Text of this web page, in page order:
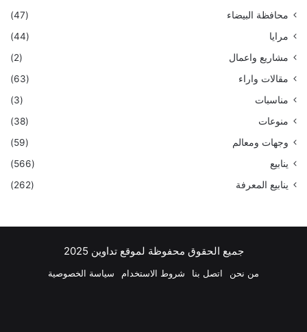
محافظة البيضاء
(47)
مرايا
(44)
مشاريع واعمال
(2)
مقالات واراء
(63)
مناسبات
(3)
منوعات
(38)
وجهات ومعالم
(59)
ينابيع
(566)
ينابيع المعرفة
(262)
جميع الحقوق محفوظة لموقع تداوين 2025
من نحن اتصل بنا شروط الاستخدام سياسة الخصوصية